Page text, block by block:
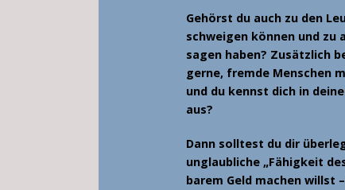
Gehörst du auch zu den
schweigen können und zu
sagen haben? Zusätzlich
gerne, fremde Menschen
und du kennst dich in
aus?
Dann solltest du dir
unglaubliche „Fähigkeit
barem Geld machen willst